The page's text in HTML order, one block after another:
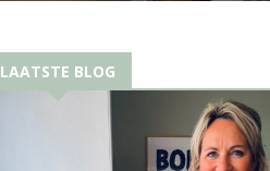
LAATSTE BLOG